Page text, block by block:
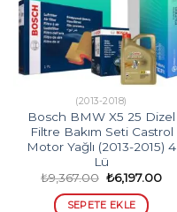
(2013-2018)
Bosch BMW X5 25 Dizel
Filtre Bakım Seti Castrol
Motor Yağlı (2013-2015) 4
Lü
₺9,367.00 Orijinal
fiyat:
₺9,367.00.
₺6,197.00Şu
SEPETE EKLE